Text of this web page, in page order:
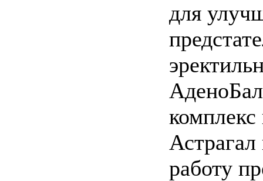
для
работу